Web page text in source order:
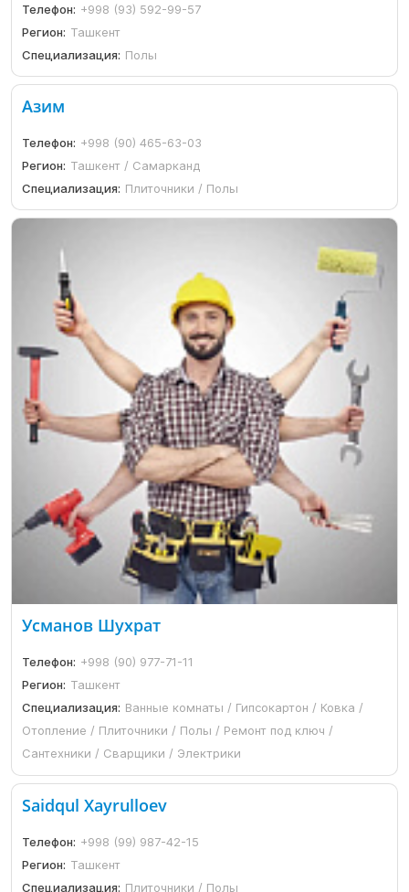
Телефон: +998 (93) 592-99-57
Регион: Ташкент
Специализация: Полы
Азим
Телефон: +998 (90) 465-63-03
Регион: Ташкент / Самарканд
Специализация: Плиточники / Полы
Усманов Шухрат
Телефон: +998 (90) 977-71-11
Регион: Ташкент
Специализация: Ванные комнаты / Гипсокартон / Ковка /
Отопление / Плиточники / Полы / Ремонт под ключ /
Сантехники / Сварщики / Электрики
Saidqul Xayrulloev
Телефон: +998 (99) 987-42-15
Регион: Ташкент
Специализация: Плиточники / Полы